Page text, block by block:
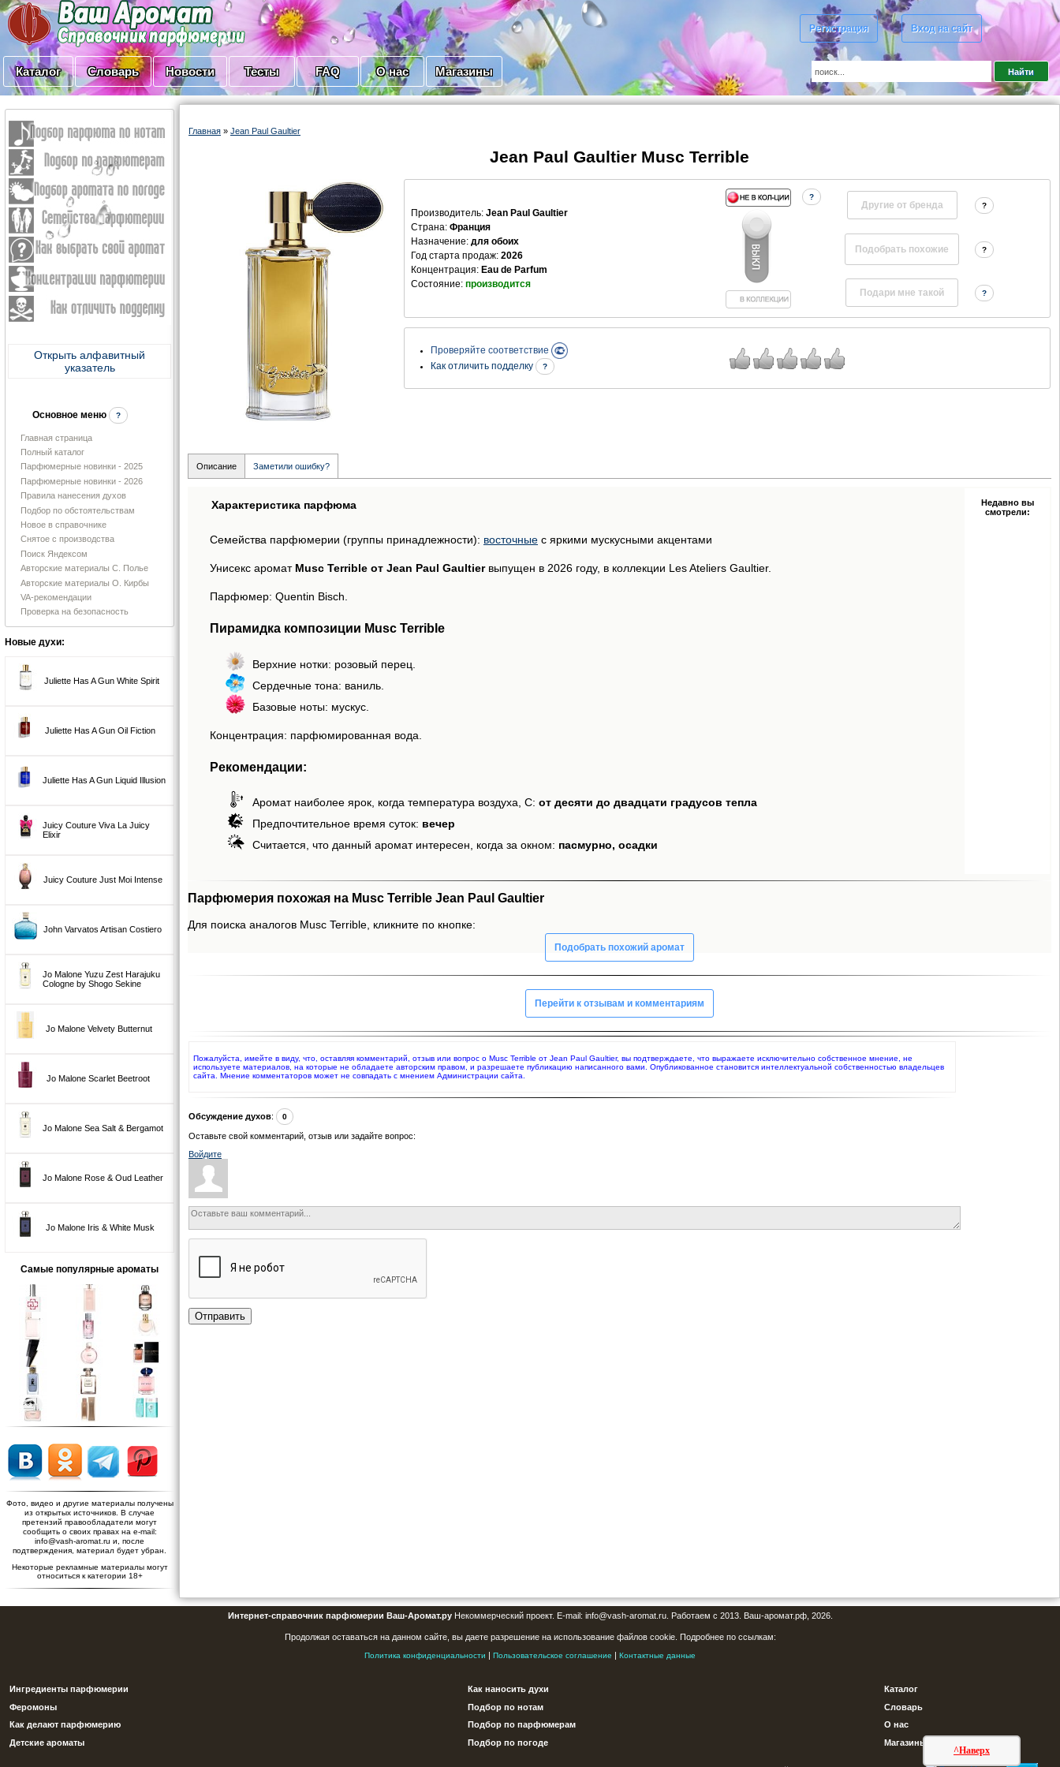
Регистрация Вход на сайт
Каталог Словарь Новости Тесты FAQ О нас Магазины
Открыть алфавитный
указатель
Основное меню ?
Главная страница
Полный каталог
Парфюмерные новинки - 2025
Парфюмерные новинки - 2026
Правила нанесения духов
Подбор по обстоятельствам
Новое в справочнике
Снятое с производства
Поиск Яндексом
Авторские материалы С. Полье
Авторские материалы О. Кирбы
VA-рекомендации
Проверка на безопасность
Новые духи:
Juliette Has A Gun White Spirit
Juliette Has A Gun Oil Fiction
Juliette Has A Gun Liquid Illusion
Juicy Couture Viva La Juicy
Elixir
Juicy Couture Just Moi Intense
John Varvatos Artisan Costiero
Jo Malone Yuzu Zest Harajuku
Cologne by Shogo Sekine
Jo Malone Velvety Butternut
Jo Malone Scarlet Beetroot
Jo Malone Sea Salt & Bergamot
Jo Malone Rose & Oud Leather
Jo Malone Iris & White Musk
Самые популярные ароматы
Фото, видео и другие материалы получены
из открытых источников. В случае
претензий правообладатели могут
сообщить о своих правах на e-mail:
info@vash-aromat.ru и, после
подтверждения, материал будет убран.
Некоторые рекламные материалы могут
относиться к категории 18+
Главная » Jean Paul Gaultier
Jean Paul Gaultier Musc Terrible
Производитель: Jean Paul Gaultier
Страна: Франция
Назначение: для обоих
Год старта продаж: 2026
Концентрация: Eau de Parfum
Состояние: производится
?
Другие от бренда ?
?
?
Проверяйте соответствие
Как отличить подделку
?
Описание Заметили ошибку?
Характеристика парфюма
Семейства парфюмерии (группы принадлежности): восточные с яркими мускусными акцентами
Унисекс аромат Musc Terrible от Jean Paul Gaultierвыпущен в 2026 году, в коллекции Les Ateliers Gaultier.
Парфюмер: Quentin Bisch.
Пирамидка композиции Musc Terrible
Верхние нотки: розовый перец.
Сердечные тона: ваниль.
Базовые ноты: мускус.
Концентрация: парфюмированная вода.
Рекомендации:
Аромат наиболее ярок, когда температура воздуха, С: от десяти до двадцати градусов тепла
Предпочтительное время суток: вечер
Считается, что данный аромат интересен, когда за окном: пасмурно, осадки
Недавно вы
смотрели:
Парфюмерия похожая на Musc Terrible Jean Paul Gaultier
Для поиска аналогов Musc Terrible, кликните по кнопке:
Подобрать похожий аромат
Перейти к отзывам и комментариям
Пожалуйста, имейте в виду, что, оставляя комментарий, отзыв или вопрос о Musc Terrible от Jean Paul Gaultier, вы подтверждаете, что выражаете исключительно собственное мнение, не
используете материалов, на которые не обладаете авторским правом, и разрешаете публикацию написанного вами. Опубликованное становится интеллектуальной собственностью владельцев
сайта. Мнение комментаторов может не совпадать с мнением Администрации сайта.
Обсуждение духов: 0
Оставьте свой комментарий, отзыв или задайте вопрос:
Войдите
Отправить
^Наверх
Интернет-справочник парфюмерии Ваш-Аромат.руНекоммерческий проект. E-mail: info@vash-aromat.ru. Работаем с 2013. Ваш-аромат.рф, 2026.
Продолжая оставаться на данном сайте, вы даете разрешение на использование файлов cookie. Подробнее по ссылкам:
Политика конфиденциальности | Пользовательское соглашение | Контактные данные
Ингредиенты парфюмерии
Феромоны
Как делают парфюмерию
Детские ароматы
Как наносить духи
Подбор по нотам
Подбор по парфюмерам
Подбор по погоде
Каталог
Словарь
О нас
Магазины